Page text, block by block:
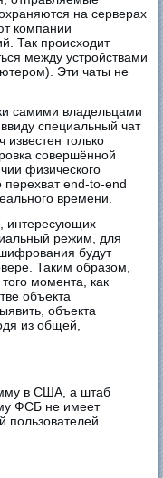
на серверах
компании
Так происходит
между устройствами
Эти чаты не
самими владельцами
специальный чат
только
совершённой
физического
end-to-end
времени.
интересующих
режим, для
будут
Таким образом,
момента, как
объекта
объекта
из общей,
в США, а штаб
ФСБ не имеет
пользователей